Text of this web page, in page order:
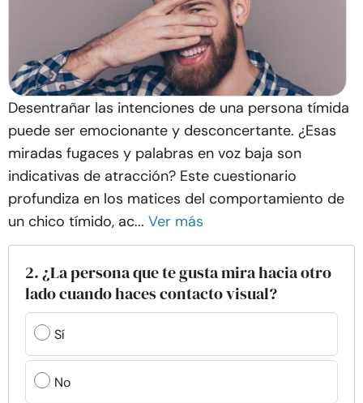
Desentrañar las intenciones de una persona tímida
puede ser emocionante y desconcertante. ¿Esas
miradas fugaces y palabras en voz baja son
indicativas de atracción? Este cuestionario
profundiza en los matices del comportamiento de
un chico tímido, ac... Ver más
2. ¿La persona que te gusta mira hacia otro
lado cuando haces contacto visual?
Sí
No